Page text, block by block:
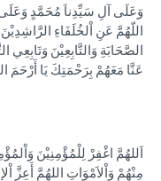
وَعَلَى آلِ سَيِّدِناَ مُحَمَّدٍ وَعَلَى
اللّهُمَّ عَنِ اْلخُلَفَاءِ
الصَّحَابَةِ وَالتَّابِعِيْنَ وَتَابِعِي
عَنَّا مَعَهُمْ بِرَحْمَتِكَ يَا أَرْحَمَ
اَللهُمَّ اغْفِرْ لِلْمُؤْمِنِيْنَ
مِنْهُمْ وَاْلاَمْوَاتِ اللهُمَّ أَعِزَّ